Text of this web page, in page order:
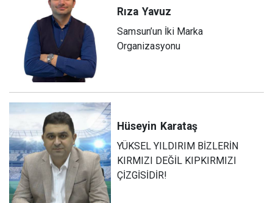
Rıza Yavuz
Samsun’un İki Marka
Organizasyonu
Hüseyin Karataş
YÜKSEL YILDIRIM BİZLERİN
KIRMIZI DEĞİL KIPKIRMIZI
ÇİZGİSİDİR!